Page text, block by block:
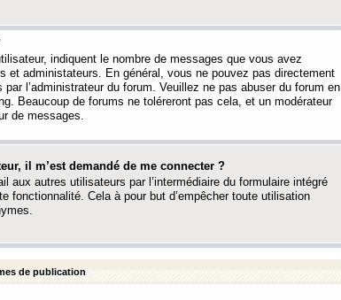
indiquent le nombre de messages que vous avez
et administateurs. En général, vous ne pouvez pas directement
l’administrateur du forum. Veuillez ne pas abuser du forum en
Beaucoup de forums ne toléreront pas cela, et un modérateur
de messages.
il m’est demandé de me connecter ?
autres utilisateurs par l’intermédiaire du formulaire intégré
fonctionnalité. Cela à pour but d’empêcher toute utilisation
de publication